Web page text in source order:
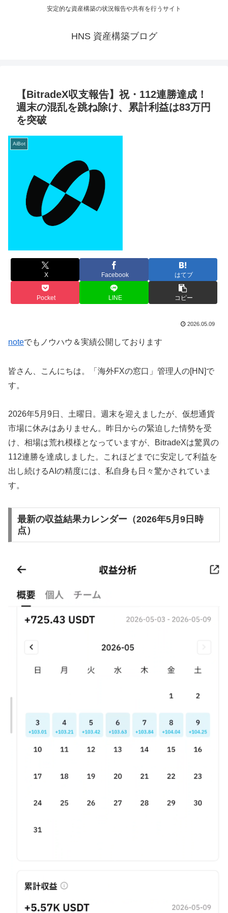
安定的な資産構築の状況報告や共有を行うサイト
HNS 資産構築ブログ
【BitradeX収支報告】祝・112連勝達成！
週末の混乱を跳ね除け、累計利益は83万円
を突破
AiBot
X Facebook はてブ
Pocket LINE コピー
2026.05.09
noteでもノウハウ＆実績公開しております
皆さん、こんにちは。「海外FXの窓口」管理人の[HN]で
す。
2026年5月9日、土曜日。週末を迎えましたが、仮想通貨
市場に休みはありません。昨日からの緊迫した情勢を受
け、相場は荒れ模様となっていますが、BitradeXは驚異の
112連勝を達成しました。これほどまでに安定して利益を
出し続けるAIの精度には、私自身も日々驚かされていま
す。
最新の収益結果カレンダー（2026年5月9日時
点）